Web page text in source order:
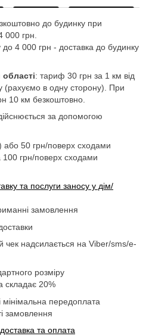
до будинку при
000 грн.
4 000 грн - доставка до будинку
: тариф 30 грн за 1 км від
(рахуємо в одну сторону). При
10 км безкоштовно.
за допомогою
або 50 грн/поверх сходами
100 грн/поверх сходами
та послуги заносу у дім/
замовлення
чек надсилається на Viber/sms/e-
розміру
складає 20%
мінімальна передоплата
замовлення
та оплата